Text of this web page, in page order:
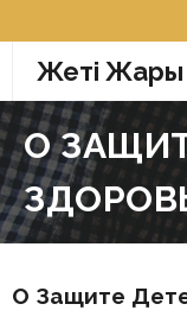
к
содержимому
Жетi Жарғы
О
О Защите